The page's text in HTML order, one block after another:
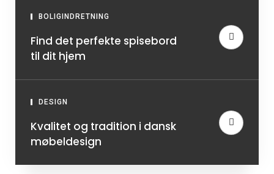
BOLIGINDRETNING
Find det perfekte spisebord
til dit hjem
DESIGN
Kvalitet og tradition i dansk
møbeldesign